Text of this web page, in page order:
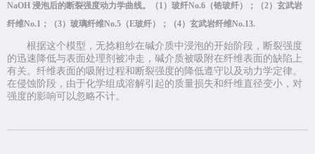
NaOH 浸泡后的断裂强度动力学曲线。（1 ）玻纤No.6 （锆玻纤）；（2）玄武岩
纤维No.1 ；（3）玻璃纤维No.5 （E玻纤）；（4）玄武岩纤维No.13.
根据这个模型，无捻粗纱在碱介质中浸泡的开始阶段，断裂强度
的迅速降低与表面处理剂被冲走，碱介质被吸附在纤维表面的缺陷上
有关。纤维表面的吸附过程和断裂强度的降低遵守以及动力学定律。
在侵蚀阶段，由于化学组成溶解引起的质量损失和纤维直径变小，对
强度的影响可以忽略不计。